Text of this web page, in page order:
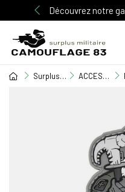
Découvrez notre
Surplus Militaire ACCESSOIRE MILITAIRE